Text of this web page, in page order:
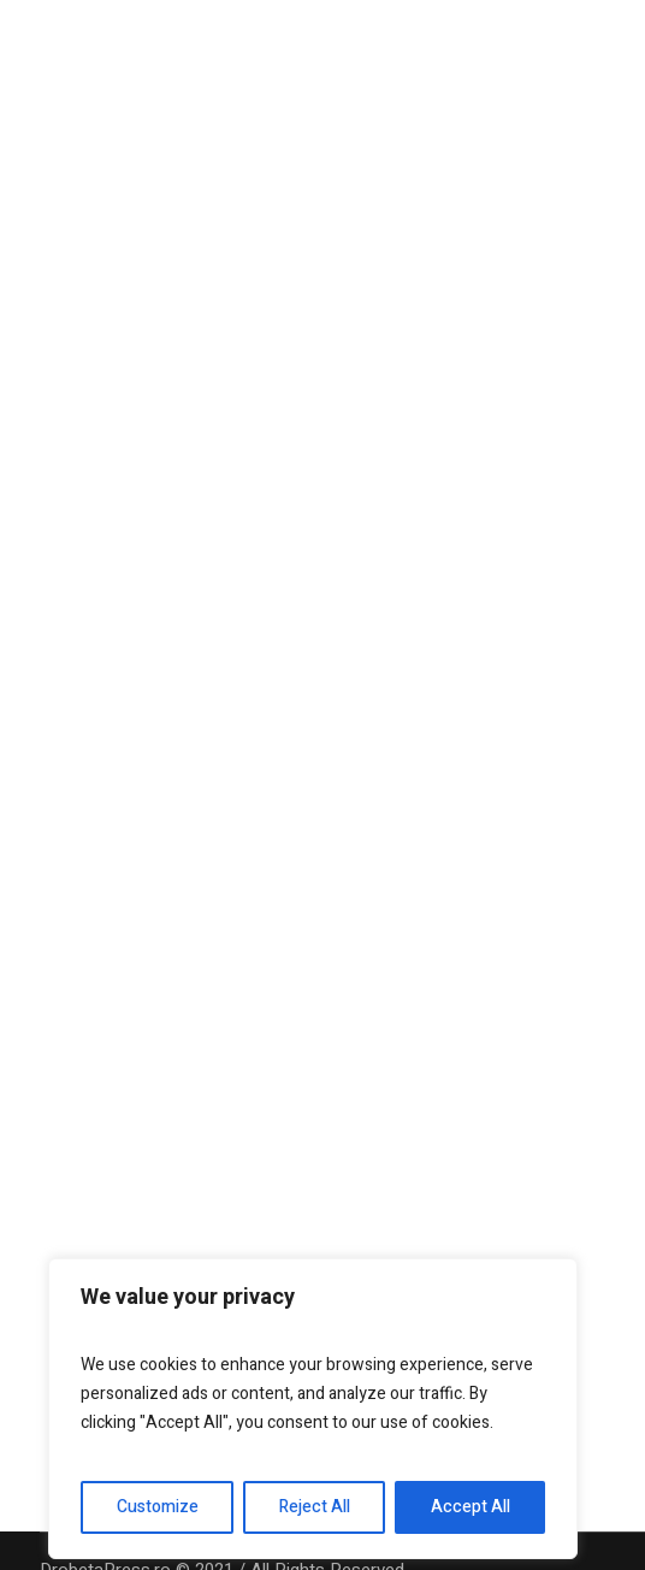
We value your privacy
We use cookies to enhance your browsing experience, serve
personalized ads or content, and analyze our traffic. By
clicking "Accept All", you consent to our use of cookies.
Customize Reject All Accept All